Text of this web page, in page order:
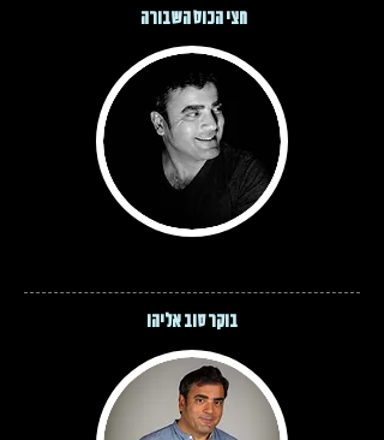
חצי הכוס השבורה
בוקר טוב אליהו